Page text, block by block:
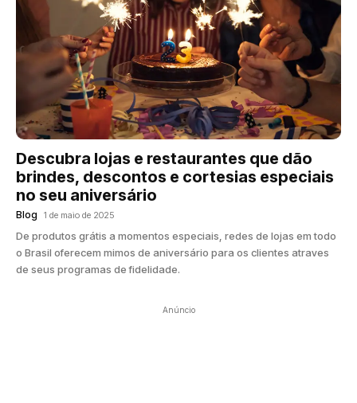
Descubra lojas e restaurantes que dão
brindes, descontos e cortesias especiais
no seu aniversário
Blog 1 de maio de 2025
De produtos grátis a momentos especiais, redes de lojas em todo
o Brasil oferecem mimos de aniversário para os clientes atraves
de seus programas de fidelidade.
Anúncio